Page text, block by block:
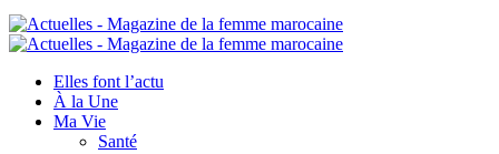
Elles font l’actu
À la Une
Ma Vie
Santé